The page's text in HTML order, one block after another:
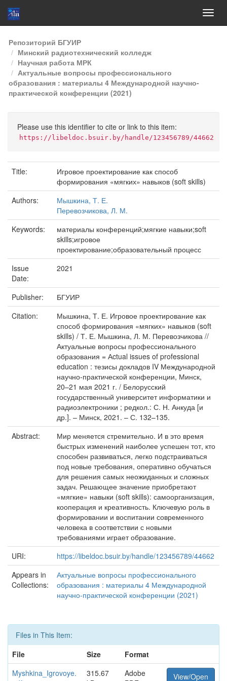
Skip
navigation
Репозиторий БГУИР
Минский радиотехнический колледж
Научная работа МРК
Актуальные вопросы профессионального
образования : материалы 4 Международной научно-
практической конференции (2021)
Please use this identifier to cite or link to this item:
https://libeldoc.bsuir.by/handle/123456789/44662
Title:
Игровое проектирование как способ
формирования «мягких» навыков (soft skills)
Authors:
Мышкина, Т. Е.
Перевозчикова, Л. М.
Keywords:
материалы конференций;мягкие навыки;soft
skills;игровое
проектирование;образовательный процесс
Issue
Date:
2021
Publisher:
БГУИР
Citation:
Мышкина, Т. Е. Игровое проектирование как
способ формирования «мягких» навыков (soft
skills) / Т. Е. Мышкина, Л. М. Перевозчикова //
Актуальные вопросы профессионального
образования = Аctual issues of professional
education : тезисы докладов IV Международной
научно-практической конференции, Минск,
20–21 мая 2021 г. / Белорусский
государственный университет информатики и
радиоэлектроники ; редкол.: С. Н. Анкуда [и
др.]. – Минск, 2021. – С. 132–135.
Abstract:
Мир меняется стремительно. И в это время
быстрых изменений наиболее успешен тот, кто
способен развиваться, легко подстраиваться
под новые требования, оперативно обучаться
для решения самых неожиданных и сложных
задач. Решающее значение приобретают
«мягкие» навыки (soft skills): самоорганизация,
кооперация и креативность. Ключевую роль в
формировании и воспитании современного
человека в соответствии с новыми
требованиями играет образование.
URI:
https://libeldoc.bsuir.by/handle/123456789/44662
Appears in
Collections:
Актуальные вопросы профессионального
образования : материалы 4 Международной
научно-практической конференции (2021)
Files in This Item:
File
Size
Format
Myshkina_Igrovoye.
315.67
Adobe
View/Open